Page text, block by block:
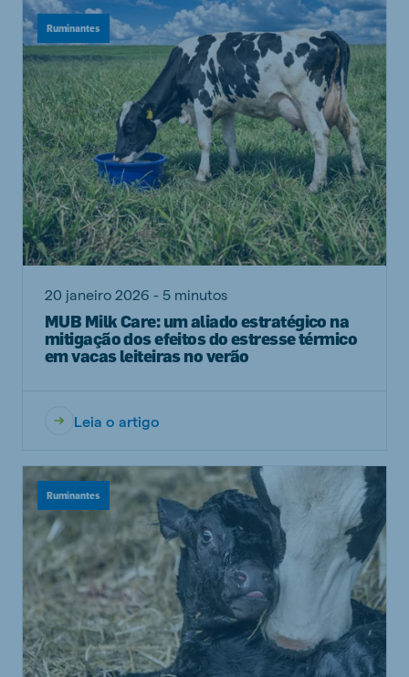
Ruminantes
20 janeiro 2026 - 5 minutos
MUB Milk Care: um aliado estratégico na
mitigação dos efeitos do estresse térmico
em vacas leiteiras no verão
Leia o artigo
Ruminantes